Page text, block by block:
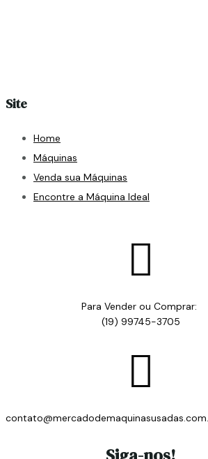
Site
Home
Máquinas
Venda sua Máquinas
Encontre a Máquina Ideal

Para Vender ou Comprar:
(19) 99745-3705
